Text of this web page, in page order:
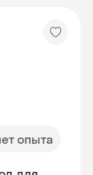
опыта